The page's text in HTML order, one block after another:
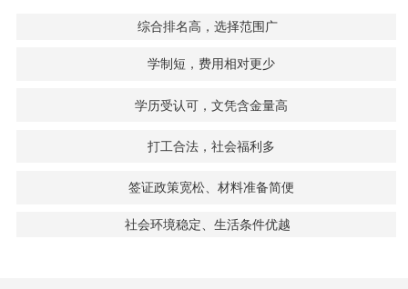
综合排名高，选择范围广
学制短，费用相对更少
学历受认可，文凭含金量高
打工合法，社会福利多
签证政策宽松、材料准备简便
社会环境稳定、生活条件优越